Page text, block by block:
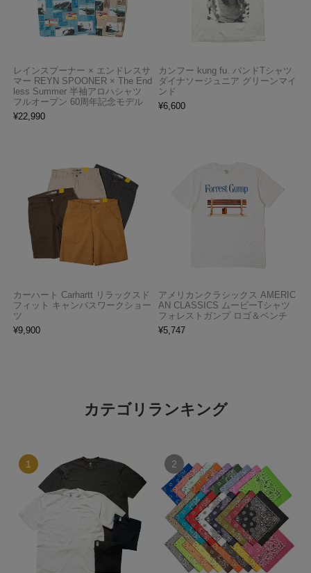
レインスプーナー × エンドレスサ
マー REYN SPOONER × The End
less Summer 半袖アロハシャツ
フルオープン 60周年記念モデル
¥22,990
カンフー kung fu. バンドTシャツ
ダイナソージュニア グリーンマイ
ンド
¥6,600
カーハート Carhartt リラックスド
フィット キャンバスワークショー
ツ
¥9,900
アメリカンクラシックス AMERIC
AN CLASSICS ムービーTシャツ
フォレストガンプ ロゴ＆ベンチ
¥5,747
カテゴリランキング